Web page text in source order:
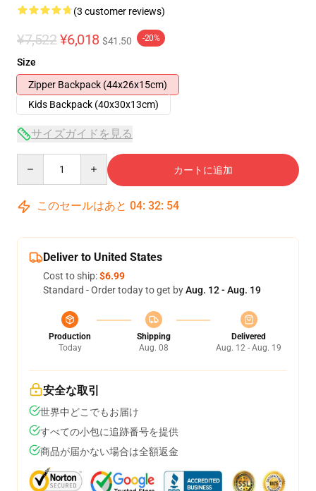
(3 customer reviews)
¥7,522 ¥6,018 $41.50 -20%
Size
Zipper Backpack (44x26x15cm)
Kids Backpack (40x30x13cm)
サイズガイドを見る
カートに追加
このセールはあと 04: 32: 54
Deliver to United States
Cost to ship:$6.99
Standard - Order today to get byAug. 12 - Aug. 19
Production
Today
Shipping
Aug. 08
Delivered
Aug. 12 - Aug. 19
安全な取引
世界中どこでもお届け
すべての小包に追跡番号を提供
商品が届かない場合は全額返金